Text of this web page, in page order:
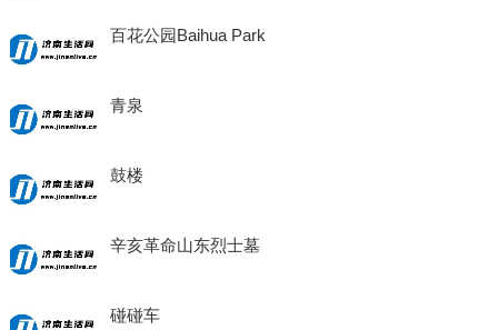
百花公园Baihua Park
青泉
鼓楼
辛亥革命山东烈士墓
碰碰车